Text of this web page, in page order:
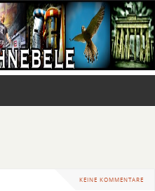
KEINE KOMMENTARE